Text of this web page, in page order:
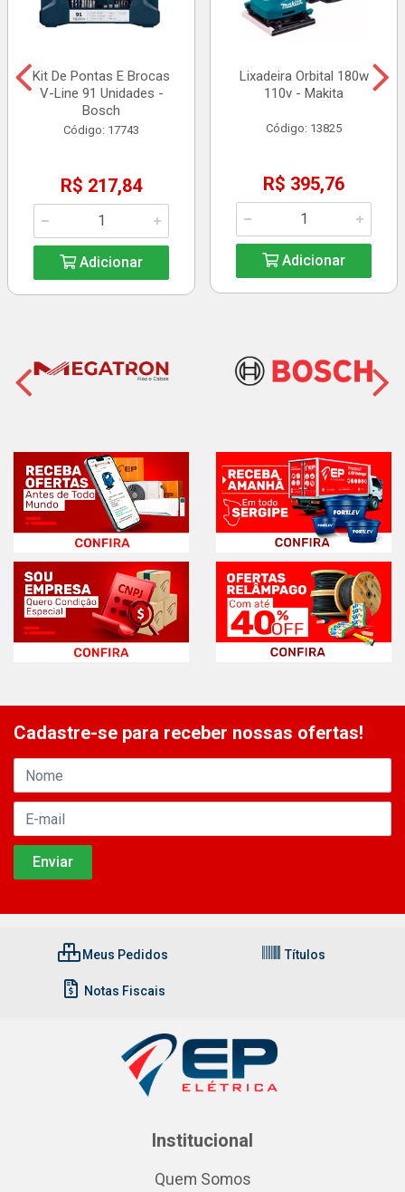
Kit De Pontas E Brocas
V-Line 91 Unidades -
Bosch
Código: 17743
R$ 217,84
Adicionar
Lixadeira Orbital 180w
110v - Makita
Código: 13825
R$ 395,76
Adicionar
Cadastre-se para receber nossas ofertas!
Meus Pedidos Títulos
Notas Fiscais
Institucional
Quem Somos